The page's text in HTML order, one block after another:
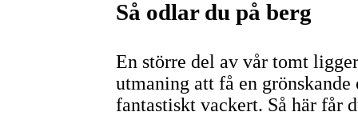
Så odlar du på berg
En större del av vår tomt
utmaning att få en
fantastiskt vackert. Så här får